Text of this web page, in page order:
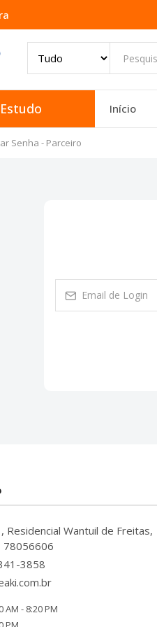
Início
Senha - Parceiro
Residencial Wantuil de Freitas,
78056606
3858
AM - 8:20 PM